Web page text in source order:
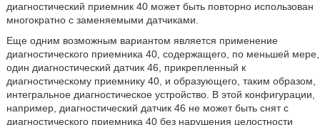
диагностический приемник 40 может быть повторно использован
многократно с заменяемыми датчиками.
Еще одним возможным вариантом является применение
диагностического приемника 40, содержащего, по меньшей мере,
один диагностический датчик 46, прикрепленный к
диагностическому приемнику 40, и образующего, таким образом,
интегральное диагностическое устройство. В этой конфигурации,
например, диагностический датчик 46 не может быть снят с
диагностического приемника 40 без нарушения целостности